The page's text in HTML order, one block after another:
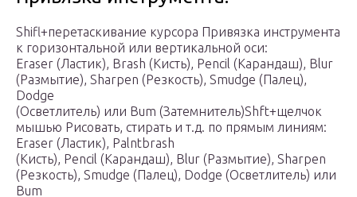
Shifl+перетаскивание курсора Привязка инструмента
к горизонтальной или вертикальной оси:
Eraser (Ластик), Brash (Кисть), Pencil (Карандаш), Blur
(Размытие), Sharpen (Резкость), Smudge (Палец),
Dodge
(Осветлитель) или Bum (Затемнитель)Shft+щелчок
мышью Рисовать, стирать и т.д. по прямым линиям:
Eraser (Ластик), Palntbrash
(Кисть), Pencil (Карандаш), Blur (Размытие), Sharpen
(Резкость), Smudge (Палец), Dodge (Осветлитель) или
Bum